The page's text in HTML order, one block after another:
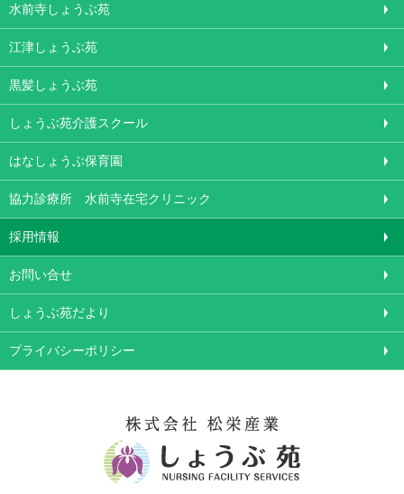
水前寺しょうぶ苑
江津しょうぶ苑
黒髪しょうぶ苑
しょうぶ苑介護スクール
はなしょうぶ保育園
協力診療所 水前寺在宅クリニック
採用情報
お問い合せ
しょうぶ苑だより
プライバシーポリシー